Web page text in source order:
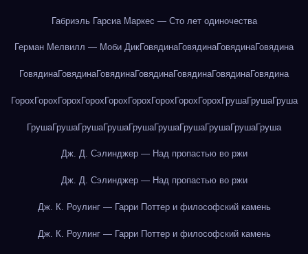
Габриэль Гарсиа Маркес — Сто лет одиночества
Герман Мелвилл — Моби ДикГовядинаГовядинаГовядинаГовядина
ГовядинаГовядинаГовядинаГовядинаГовядинаГовядинаГовядина
Горох Горох Горох Горох Горох Горох Горох Горох Горох ГрушаГрушаГруша
ГрушаГрушаГрушаГрушаГрушаГрушаГрушаГрушаГрушаГруша
Дж. Д. Сэлинджер — Над пропастью во ржи
Дж. Д. Сэлинджер — Над пропастью во ржи
Дж. К. Роулинг — Гарри Поттер и философский камень
Дж. К. Роулинг — Гарри Поттер и философский камень